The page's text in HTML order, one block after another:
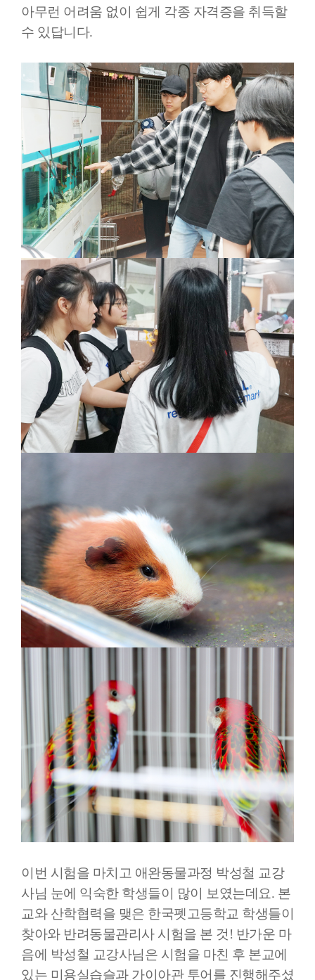
아무런 어려움 없이 쉽게 각종 자격증을 취득할
수 있답니다.
이번 시험을 마치고 애완동물과정 박성철 교강
사님 눈에 익숙한 학생들이 많이 보였는데요. 본
교와 산학협력을 맺은 한국펫고등학교 학생들이
찾아와 반려동물관리사 시험을 본 것! 반가운 마
음에 박성철 교강사님은 시험을 마친 후 본교에
있는 미용실습슬과 가이아관 투어를 진행해주셨